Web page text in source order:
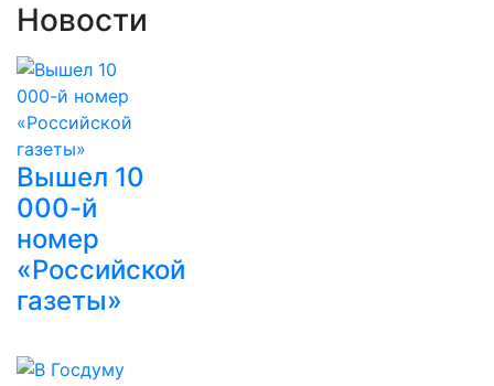
Новости
Вышел 10
000-й
номер
«Российской
газеты»